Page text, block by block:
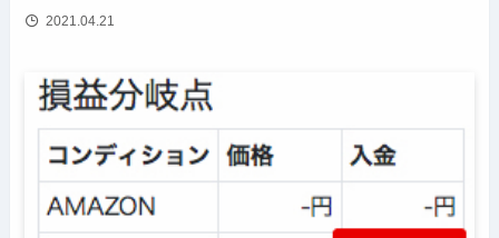
2021.04.21